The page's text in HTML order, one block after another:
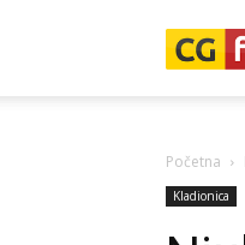
Početna
Kladionica